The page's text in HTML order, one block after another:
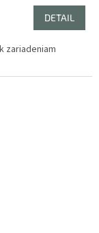
DETAIL
zariadeniam